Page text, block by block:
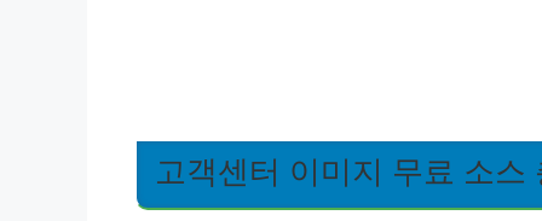
고객센터 이미지 무료 소스